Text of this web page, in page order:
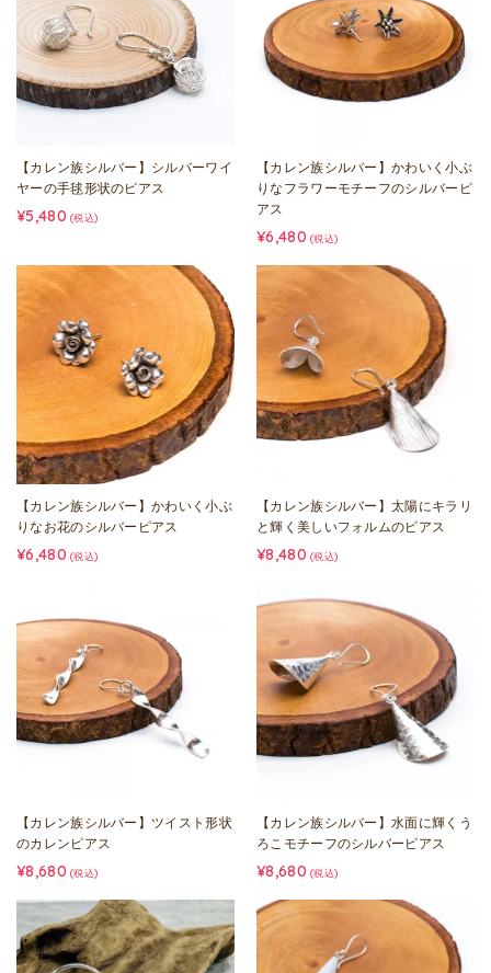
【カレン族シルバー】シルバーワイ
ヤーの手毬形状のピアス
¥5,480 (税込)
【カレン族シルバー】かわいく小ぶ
りなフラワーモチーフのシルバーピ
アス
¥6,480 (税込)
【カレン族シルバー】かわいく小ぶ
りなお花のシルバーピアス
¥6,480 (税込)
【カレン族シルバー】太陽にキラリ
と輝く美しいフォルムのピアス
¥8,480 (税込)
【カレン族シルバー】ツイスト形状
のカレンピアス
¥8,680 (税込)
【カレン族シルバー】水面に輝くう
ろこモチーフのシルバーピアス
¥8,680 (税込)